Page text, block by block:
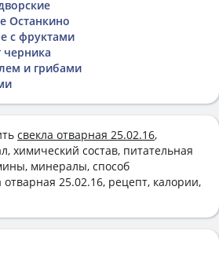
Останкино
с фруктами
черника
и грибами
свекла отварная 25.02.16,
химический состав, питательная
минералы, способ
отварная 25.02.16, рецепт, калории,